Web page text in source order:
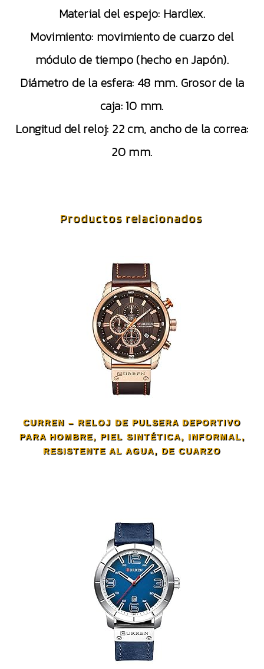
Material del espejo: Hardlex.
Movimiento: movimiento de cuarzo del
módulo de tiempo (hecho en Japón).
Diámetro de la esfera: 48 mm. Grosor de la
caja: 10 mm.
Longitud del reloj: 22 cm, ancho de la correa:
20 mm.
Productos relacionados
CURREN – RELOJ DE PULSERA DEPORTIVO
PARA HOMBRE, PIEL SINTÉTICA, INFORMAL,
RESISTENTE AL AGUA, DE CUARZO